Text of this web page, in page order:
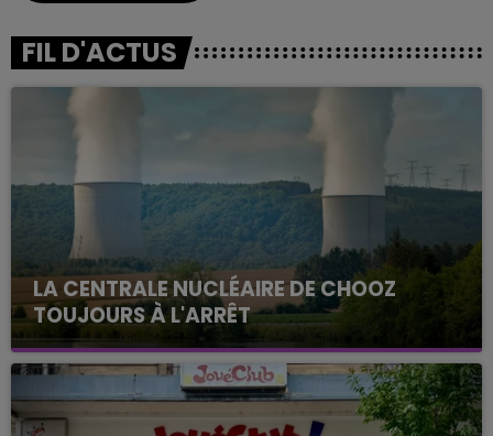
FIL D'ACTUS
LA CENTRALE NUCLÉAIRE DE CHOOZ
TOUJOURS À L'ARRÊT
Cela fait déjà une semaine que la centrale
nucléaire ardennaise est à l'arrêt. Une situation
justifiée par la sécheresse intense qui est toujours
présente.